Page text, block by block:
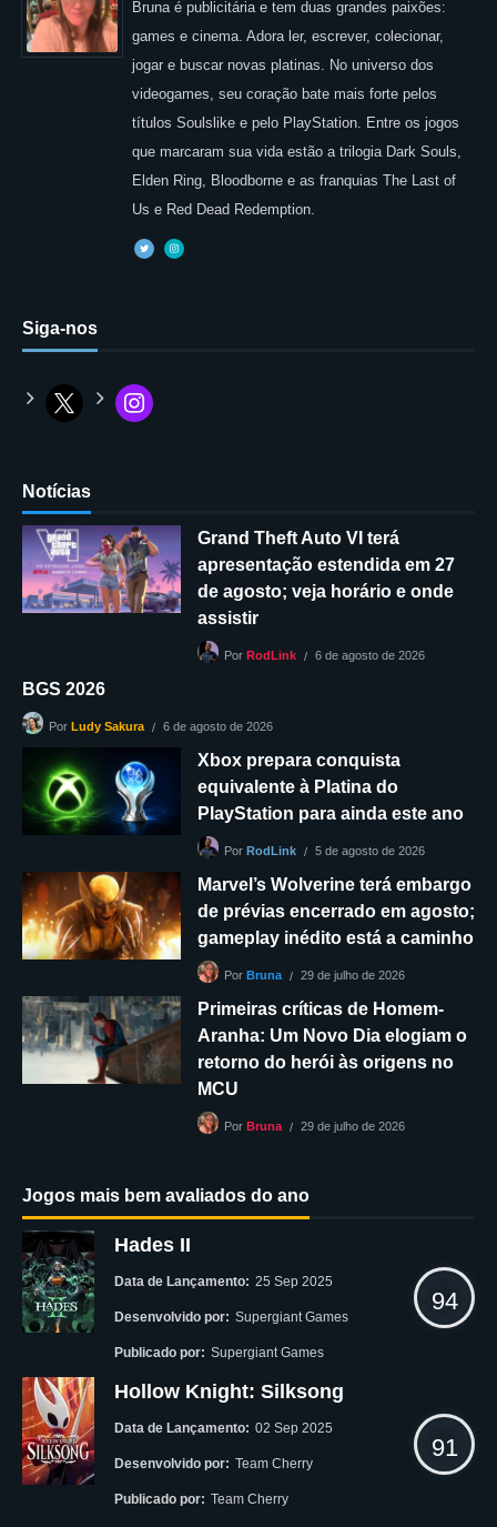
Bruna é publicitária e tem duas grandes paixões:
games e cinema. Adora ler, escrever, colecionar,
jogar e buscar novas platinas. No universo dos
videogames, seu coração bate mais forte pelos
títulos Soulslike e pelo PlayStation. Entre os jogos
que marcaram sua vida estão a trilogia Dark Souls,
Elden Ring, Bloodborne e as franquias The Last of
Us e Red Dead Redemption.
Siga-nos
Notícias
Grand Theft Auto VI terá
apresentação estendida em 27
de agosto; veja horário e onde
assistir
Por RodLink 6 de agosto de 2026
BGS 2026
Por Ludy Sakura 6 de agosto de 2026
Xbox prepara conquista
equivalente à Platina do
PlayStation para ainda este ano
Por RodLink 5 de agosto de 2026
Marvel’s Wolverine terá embargo
de prévias encerrado em agosto;
gameplay inédito está a caminho
Por Bruna 29 de julho de 2026
Primeiras críticas de Homem-
Aranha: Um Novo Dia elogiam o
retorno do herói às origens no
MCU
Por Bruna 29 de julho de 2026
Jogos mais bem avaliados do ano
Hades II
Data de Lançamento: 25 Sep 2025
Desenvolvido por: Supergiant Games
Publicado por: Supergiant Games
94
Hollow Knight: Silksong
Data de Lançamento: 02 Sep 2025
Desenvolvido por: Team Cherry
Publicado por: Team Cherry
91